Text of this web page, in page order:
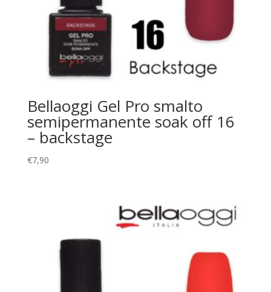
Bellaoggi Gel Pro smalto
semipermanente soak off 16
– backstage
€7,90